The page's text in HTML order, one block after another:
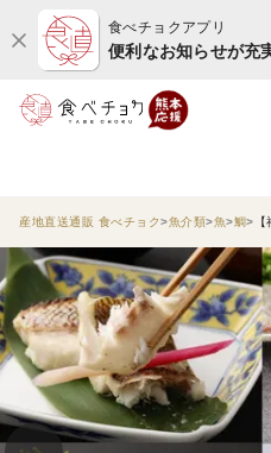
食べチョクアプリ
便利なお知らせが充
産地直送通販 食べチョク 魚介類 魚 鯛